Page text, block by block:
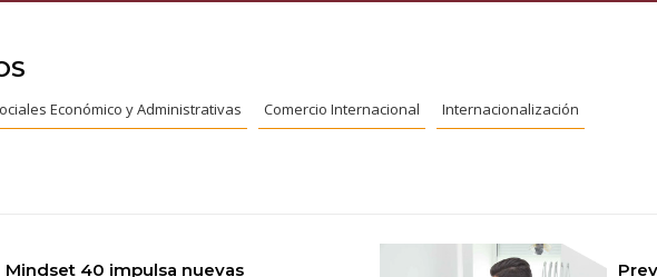
Económico y Administrativas Comercio Internacional Internacionalización
Mindset 40 impulsa nuevas